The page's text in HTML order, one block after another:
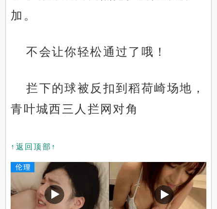
加。
不会让你轻松通过了哦！
拦下的球被反扣到稻荷崎场地，
青叶城西三人拦网对角
↑返回顶部↑